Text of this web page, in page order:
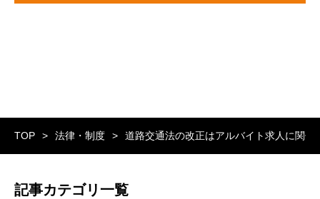
TOP 法律・制度 道路交通法の改正はアルバイト求人に関
記事カテゴリ一覧